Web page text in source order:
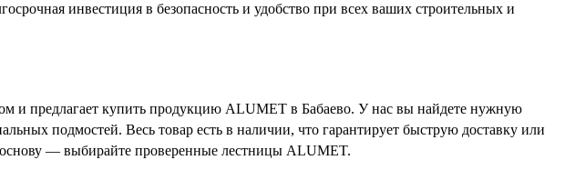
инвестиция в безопасность и удобство при всех ваших строительных и
и предлагает купить продукцию ALUMET в Бабаево. У нас вы найдете нужную
подмостей. Весь товар есть в наличии, что гарантирует быструю доставку или
— выбирайте проверенные лестницы ALUMET.